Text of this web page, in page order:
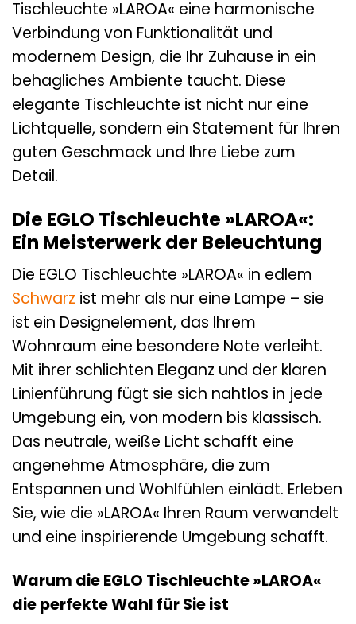
Tischleuchte »LAROA« eine harmonische
Verbindung von Funktionalität und
modernem Design, die Ihr Zuhause in ein
behagliches Ambiente taucht. Diese
elegante Tischleuchte ist nicht nur eine
Lichtquelle, sondern ein Statement für Ihren
guten Geschmack und Ihre Liebe zum
Detail.
Die EGLO Tischleuchte »LAROA«:
Ein Meisterwerk der Beleuchtung
Die EGLO Tischleuchte »LAROA« in edlem
Schwarz ist mehr als nur eine Lampe – sie
ist ein Designelement, das Ihrem
Wohnraum eine besondere Note verleiht.
Mit ihrer schlichten Eleganz und der klaren
Linienführung fügt sie sich nahtlos in jede
Umgebung ein, von modern bis klassisch.
Das neutrale, weiße Licht schafft eine
angenehme Atmosphäre, die zum
Entspannen und Wohlfühlen einlädt. Erleben
Sie, wie die »LAROA« Ihren Raum verwandelt
und eine inspirierende Umgebung schafft.
Warum die EGLO Tischleuchte »LAROA«
die perfekte Wahl für Sie ist